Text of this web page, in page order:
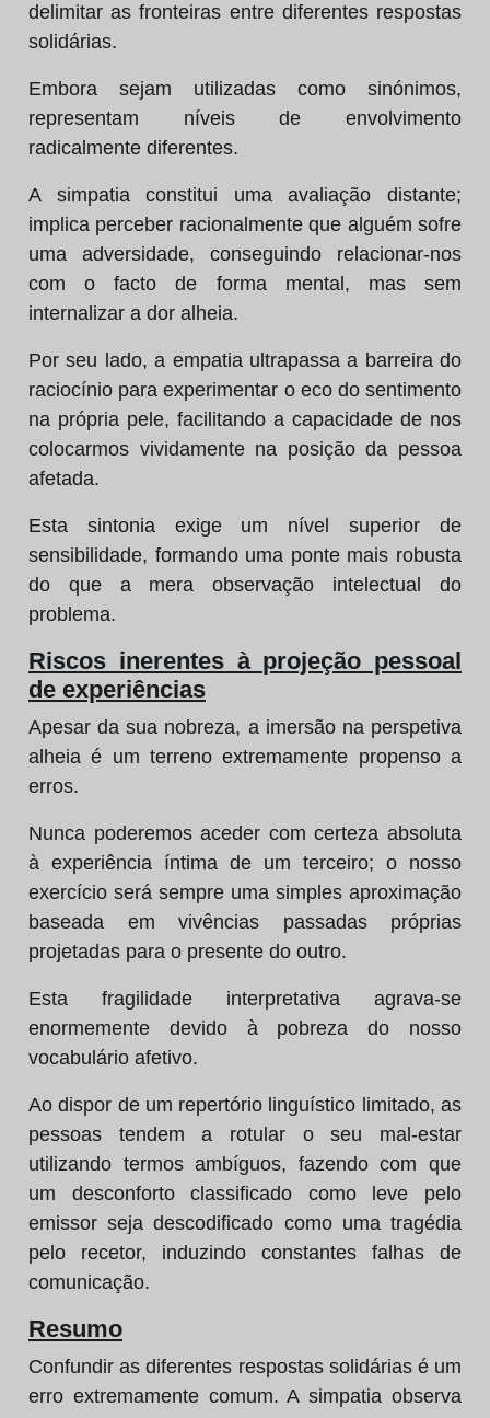
delimitar as fronteiras entre diferentes respostas
solidárias.
Embora sejam utilizadas como sinónimos,
representam níveis de envolvimento
radicalmente diferentes.
A simpatia constitui uma avaliação distante;
implica perceber racionalmente que alguém sofre
uma adversidade, conseguindo relacionar-nos
com o facto de forma mental, mas sem
internalizar a dor alheia.
Por seu lado, a empatia ultrapassa a barreira do
raciocínio para experimentar o eco do sentimento
na própria pele, facilitando a capacidade de nos
colocarmos vividamente na posição da pessoa
afetada.
Esta sintonia exige um nível superior de
sensibilidade, formando uma ponte mais robusta
do que a mera observação intelectual do
problema.
Riscos inerentes à projeção pessoal
de experiências
Apesar da sua nobreza, a imersão na perspetiva
alheia é um terreno extremamente propenso a
erros.
Nunca poderemos aceder com certeza absoluta
à experiência íntima de um terceiro; o nosso
exercício será sempre uma simples aproximação
baseada em vivências passadas próprias
projetadas para o presente do outro.
Esta fragilidade interpretativa agrava-se
enormemente devido à pobreza do nosso
vocabulário afetivo.
Ao dispor de um repertório linguístico limitado, as
pessoas tendem a rotular o seu mal-estar
utilizando termos ambíguos, fazendo com que
um desconforto classificado como leve pelo
emissor seja descodificado como uma tragédia
pelo recetor, induzindo constantes falhas de
comunicação.
Resumo
Confundir as diferentes respostas solidárias é um
erro extremamente comum. A simpatia observa